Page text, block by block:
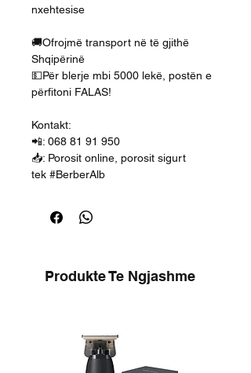
nxehtesise
🚚Ofrojmë transport në të gjithë
Shqipërinë
💵Për blerje mbi 5000 lekë, postën e
përfitoni FALAS!
Kontakt:
📲: 068 81 91 950
📥: Porosit online, porosit sigurt
tek #BerberAlb
Produkte Te Ngjashme